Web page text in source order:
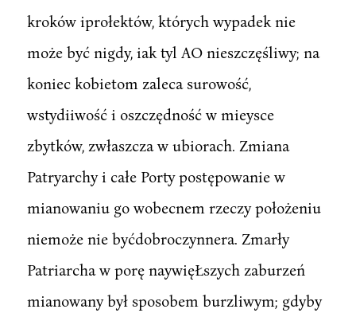
kroków iprołektów, których wypadek nie
może być nigdy, iak tyl AO nieszczęśliwy; na
koniec kobietom zaleca surowość,
wstydiiwość i oszczędność w mieysce
zbytków, zwłaszcza w ubiorach. Zmiana
Patryarchy i całe Porty postępowanie w
mianowaniu go wobecnem rzeczy położeniu
niemoże nie byćdobroczynnera. Zmarły
Patriarcha w porę naywięŁszych zaburzeń
mianowany był sposobem burzliwym; gdyby